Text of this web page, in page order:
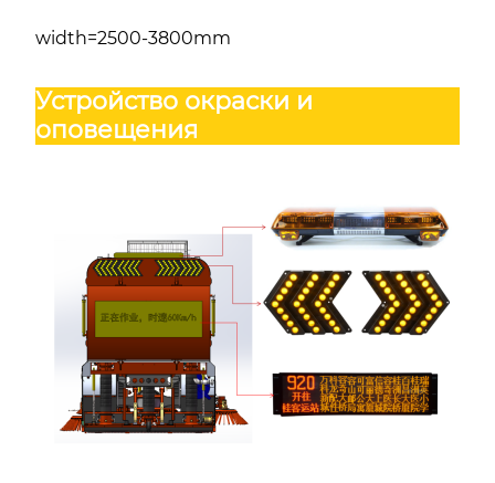
width=2500-3800mm
Устройство окраски и
оповещения